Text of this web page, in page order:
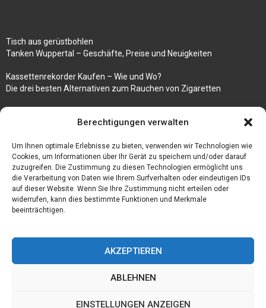
Berechtigungen verwalten
Um Ihnen optimale Erlebnisse zu bieten, verwenden wir Technologien wie
Cookies, um Informationen über Ihr Gerät zu speichern und/oder darauf
zuzugreifen. Die Zustimmung zu diesen Technologien ermöglicht uns
die Verarbeitung von Daten wie Ihrem Surfverhalten oder eindeutigen IDs
auf dieser Website. Wenn Sie Ihre Zustimmung nicht erteilen oder
widerrufen, kann dies bestimmte Funktionen und Merkmale
beeinträchtigen.
AKZEPTIEREN
ABLEHNEN
EINSTELLUNGEN ANZEIGEN
Tisch aus gerüstbohlen
Tanken Wuppertal – Geschäfte, Preise und Neuigkeiten
Kassettenrekorder Kaufen – Wie und Wo?
Die drei besten Alternativen zum Rauchen von Zigaretten
Rezepte für gekochte Süßkartoffeln
Gönnen Sie sich bedruckte Fliesen mit einem eigenen Bild